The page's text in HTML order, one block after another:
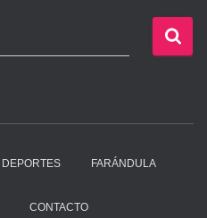
DEPORTES FARÁNDULA
CONTACTO